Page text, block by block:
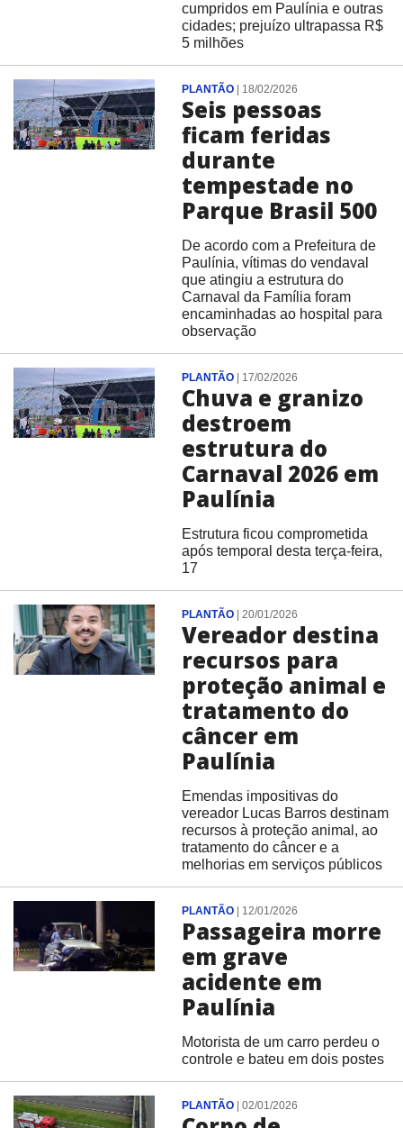
cumpridos em Paulínia e outras
cidades; prejuízo ultrapassa R$
5 milhões
PLANTÃO| 18/02/2026
Seis pessoas
ficam feridas
durante
tempestade no
Parque Brasil 500
De acordo com a Prefeitura de
Paulínia, vítimas do vendaval
que atingiu a estrutura do
Carnaval da Família foram
encaminhadas ao hospital para
observação
PLANTÃO| 17/02/2026
Chuva e granizo
destroem
estrutura do
Carnaval 2026 em
Paulínia
Estrutura ficou comprometida
após temporal desta terça-feira,
17
PLANTÃO| 20/01/2026
Vereador destina
recursos para
proteção animal e
tratamento do
câncer em
Paulínia
Emendas impositivas do
vereador Lucas Barros destinam
recursos à proteção animal, ao
tratamento do câncer e a
melhorias em serviços públicos
PLANTÃO| 12/01/2026
Passageira morre
em grave
acidente em
Paulínia
Motorista de um carro perdeu o
controle e bateu em dois postes
PLANTÃO| 02/01/2026